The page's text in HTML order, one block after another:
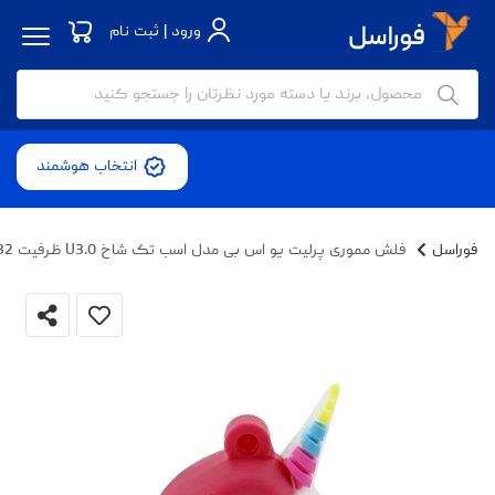
ورود | ثبت نام
انتخاب هوشمند
فوراسل فلش مموری پرلیت یو اس بی مدل اسب تک شاخ U3.0 ظرفیت 32 گیگابایت